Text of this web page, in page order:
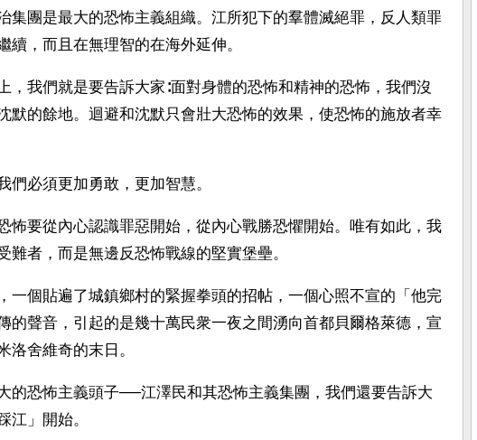
集團是最大的恐怖主義組織。江所犯下的羣體滅絕罪，反人類罪
續，而且在無理智的在海外延伸。
，我們就是要告訴大家∶面對身體的恐怖和精神的恐怖，我們沒
默的餘地。迴避和沈默只會壯大恐怖的效果，使恐怖的施放者幸
們必須更加勇敢，更加智慧。
怖要從內心認識罪惡開始，從內心戰勝恐懼開始。唯有如此，我
難者，而是無邊反恐怖戰線的堅實堡壘。
一個貼遍了城鎮鄉村的緊握拳頭的招帖，一個心照不宣的「他完
的聲音，引起的是幾十萬民衆一夜之間湧向首都貝爾格萊德，宣
洛舍維奇的末日。
的恐怖主義頭子──江澤民和其恐怖主義集團，我們還要告訴大
江」開始。